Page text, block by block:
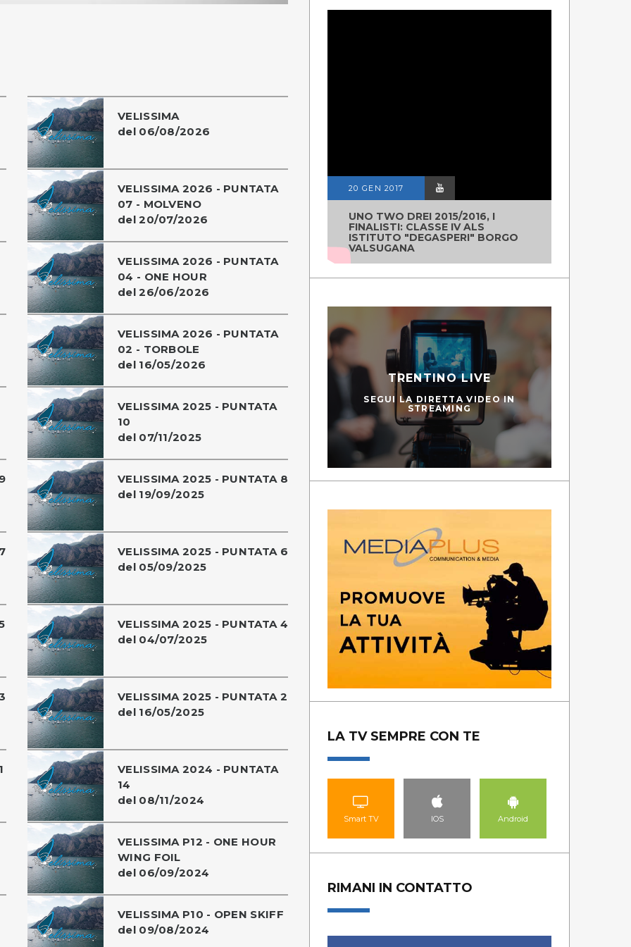
VELISSIMA
del 06/08/2026
VELISSIMA 2026 - PUNTATA
07 - MOLVENO
del 20/07/2026
VELISSIMA 2026 - PUNTATA
04 - ONE HOUR
del 26/06/2026
VELISSIMA 2026 - PUNTATA
02 - TORBOLE
del 16/05/2026
VELISSIMA 2025 - PUNTATA
10
del 07/11/2025
VELISSIMA 2025 - PUNTATA 8
del 19/09/2025
VELISSIMA 2025 - PUNTATA 6
del 05/09/2025
VELISSIMA 2025 - PUNTATA 4
del 04/07/2025
VELISSIMA 2025 - PUNTATA 2
del 16/05/2025
VELISSIMA 2024 - PUNTATA
14
del 08/11/2024
VELISSIMA P12 - ONE HOUR
WING FOIL
del 06/09/2024
VELISSIMA P10 - OPEN SKIFF
del 09/08/2024
20 GEN 2017
UNO TWO DREI 2015/2016, I
FINALISTI: CLASSE IV ALS
ISTITUTO "DEGASPERI" BORGO
VALSUGANA
TRENTINO LIVE
SEGUI LA DIRETTA VIDEO IN
STREAMING
LA TV SEMPRE CON TE
Smart TV IOS Android
RIMANI IN CONTATTO